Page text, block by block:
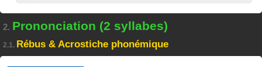
2. Prononciation (2 syllabes)
2.1. Rébus & Acrostiche phonémique